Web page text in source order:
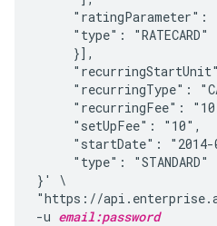
"ratingParameter":
     "type": "RATECARD"
     }],
"recurringType":
"recurringFee":
     "setUpFee": "10",
"startDate":
     "type": "STANDARD"
}' \
"https://
-u email:password